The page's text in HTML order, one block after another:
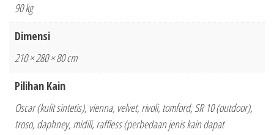
90 kg
Dimensi
210 × 280 × 80 cm
Pilihan Kain
Oscar (kulit sintetis), vienna, velvet, rivoli, tomford, SR 10 (outdoor),
troso, daphney, midili, raffless (perbedaan jenis kain dapat